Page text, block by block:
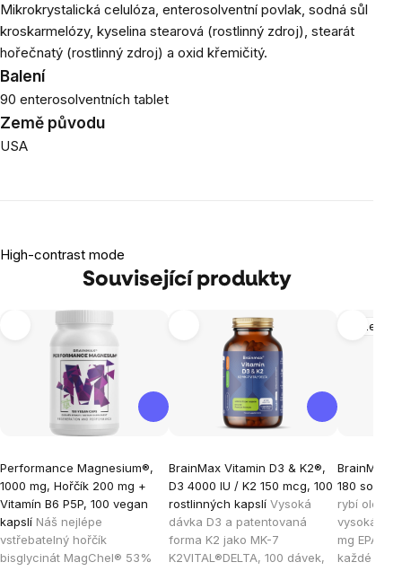
Mikrokrystalická celulóza, enterosolventní povlak, sodná sůl
kroskarmelózy, kyselina stearová (rostlinný zdroj), stearát
hořečnatý (rostlinný zdroj) a oxid křemičitý.
Balení
90 enterosolventních tablet
Země původu
USA
High-contrast mode
Související produkty
Performance Magnesium®,
1000 mg, Hořčík 200 mg +
Vitamín B6 P5P, 100 vegan
kapslí Náš nejlépe
vstřebatelný hořčík
bisglycinát MagChel® 53%
BrainMax Vitamin D3 & K2®,
D3 4000 IU / K2 150 mcg, 100
rostlinných kapslí Vysoká
dávka D3 a patentovaná
forma K2 jako MK-7
K2VITAL®DELTA, 100 dávek,
Mozek
BrainMax
180
rybí olej,
vysoká
mg EPA a
každé